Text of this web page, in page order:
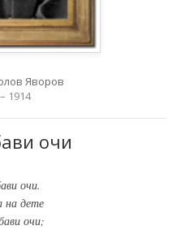
Яворов
1914
очи
очи.
дете
очи;